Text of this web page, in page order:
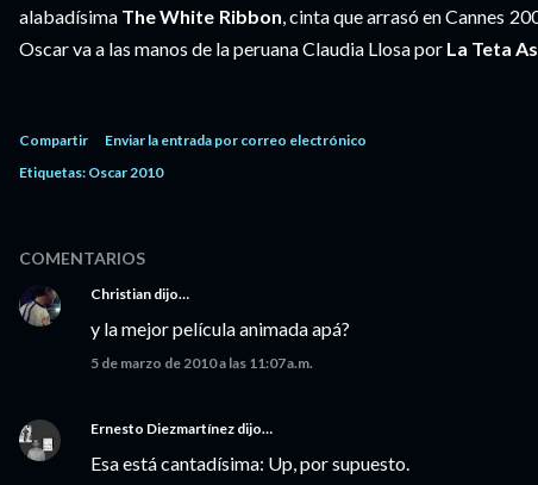
alabadísima The White Ribbon, cinta que arrasó en Cannes
Oscar va a las manos de la peruana Claudia Llosa por La Teta
Compartir
Enviar la entrada por correo electrónico
Etiquetas: Oscar 2010
COMENTARIOS
Christian dijo…
y la mejor película animada apá?
5 de marzo de 2010 a las 11:07 a.m.
Ernesto Diezmartínez dijo…
Esa está cantadísima: Up, por supuesto.